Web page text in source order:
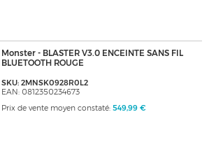
Monster - BLASTER V3.0 ENCEINTE SANS FIL
BLUETOOTH ROUGE
SKU: 2MNSK0928R0L2
EAN: 0812350234673
Prix de vente moyen constaté: 549,99 €